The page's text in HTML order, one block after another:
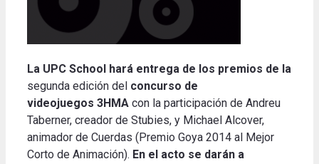
La UPC School hará entrega de los premios de la
segunda edición del concurso de
videojuegos 3HMA con la participación de Andreu
Taberner, creador de Stubies, y Michael Alcover,
animador de Cuerdas (Premio Goya 2014 al Mejor
Corto de Animación). En el acto se darán a